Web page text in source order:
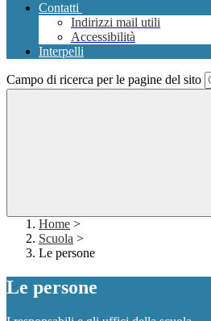
Contatti
Indirizzi mail utili
Accessibilità
Interpelli
Campo di ricerca per le pagine del sito
Home >
Scuola >
Le persone
Le persone